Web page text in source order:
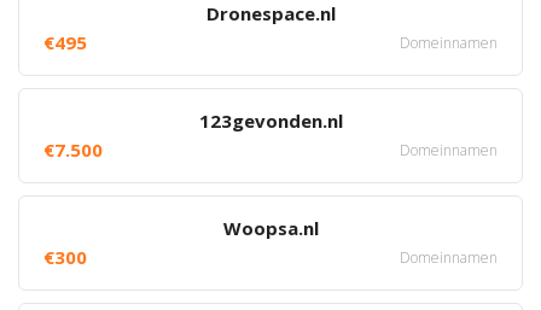
Dronespace.nl
€495
Domeinnamen
123gevonden.nl
€7.500
Domeinnamen
Woopsa.nl
€300
Domeinnamen